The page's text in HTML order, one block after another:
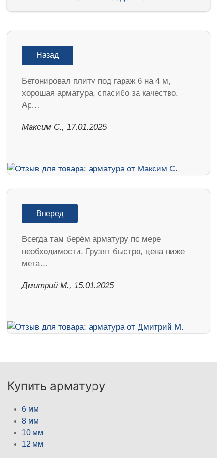
Назад
Бетонировал плиту под гараж 6 на 4 м,
хорошая арматура, спасибо за качество.
Ар…
Максим С., 17.01.2025
Вперед
Всегда там берём арматуру по мере
необходимости. Грузят быстро, цена ниже
мета…
Дмитрий М., 15.01.2025
Купить арматуру
6 мм
8 мм
10 мм
12 мм